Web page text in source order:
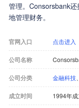
管理。Consorsbank
地管理财务。
官网入口 点击进入
公司名称
公司分类 金融科技
成立时间 1994年成